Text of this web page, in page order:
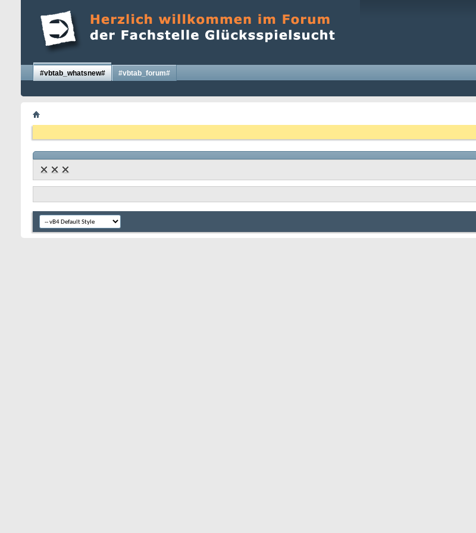
#vbtab_whatsnew# #vbtab_forum#